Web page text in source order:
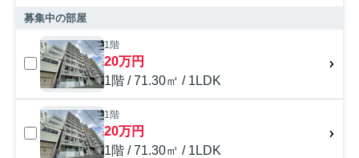
募集中の部屋
1階
20万円
1階 / 71.30㎡ / 1LDK
1階
20万円
1階 / 71.30㎡ / 1LDK